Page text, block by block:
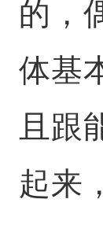
的，
体基
且跟
起来